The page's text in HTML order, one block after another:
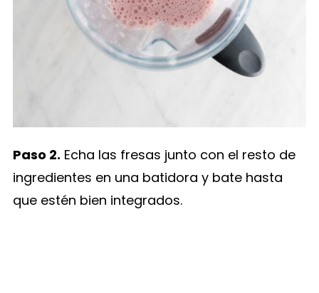
Paso 2. Echa las fresas junto con el resto de
ingredientes en una batidora y bate hasta
que estén bien integrados.